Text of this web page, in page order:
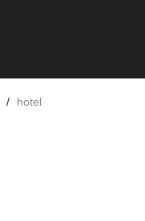
hotel